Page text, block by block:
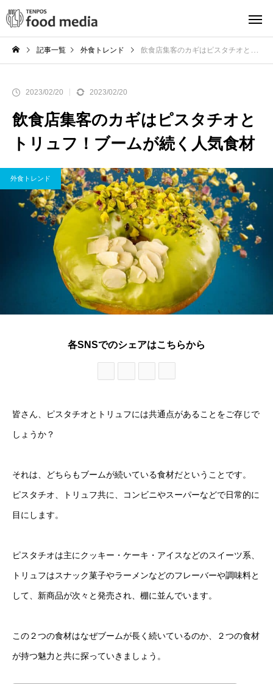
記事一覧 外食トレンド 飲食店集客のカギはピスタチオとトリュフ！ブームが続く人気食材
2023/02/20 2023/02/20
飲食店集客のカギはピスタチオと
トリュフ！ブームが続く人気食材
外食トレンド
各SNSでのシェアはこちらから
皆さん、ピスタチオとトリュフには共通点があることをご存じで
しょうか？
それは、どちらもブームが続いている食材だということです。
ピスタチオ、トリュフ共に、コンビニやスーパーなどで日常的に
目にします。
ピスタチオは主にクッキー・ケーキ・アイスなどのスイーツ系、
トリュフはスナック菓子やラーメンなどのフレーバーや調味料と
して、新商品が次々と発売され、棚に並んでいます。
この２つの食材はなぜブームが長く続いているのか、２つの食材
が持つ魅力と共に探っていきましょう。